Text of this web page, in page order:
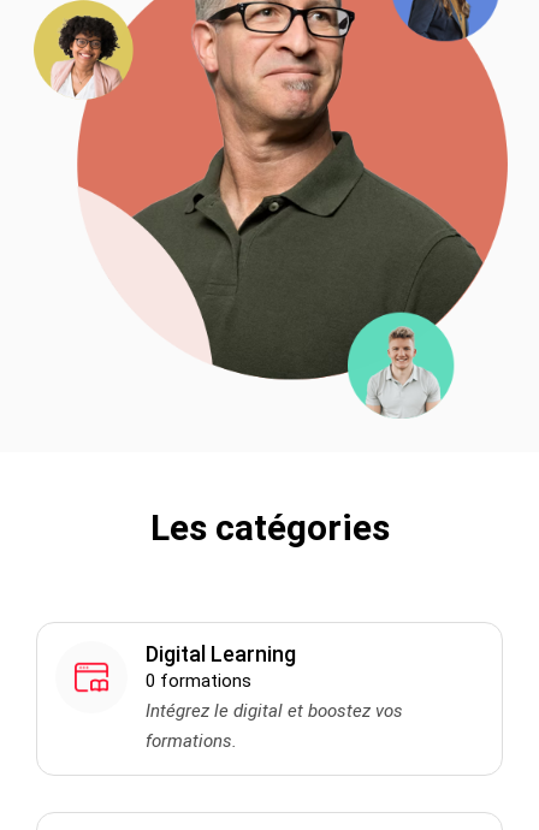
Les catégories
Digital Learning
0 formations
Intégrez le digital et boostez vos
formations.